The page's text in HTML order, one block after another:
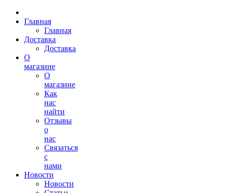
Главная
Главная
Доставка
Доставка
О
магазине
О
магазине
Как
нас
найти
Отзывы
о
нас
Связаться
с
нами
Новости
Новости